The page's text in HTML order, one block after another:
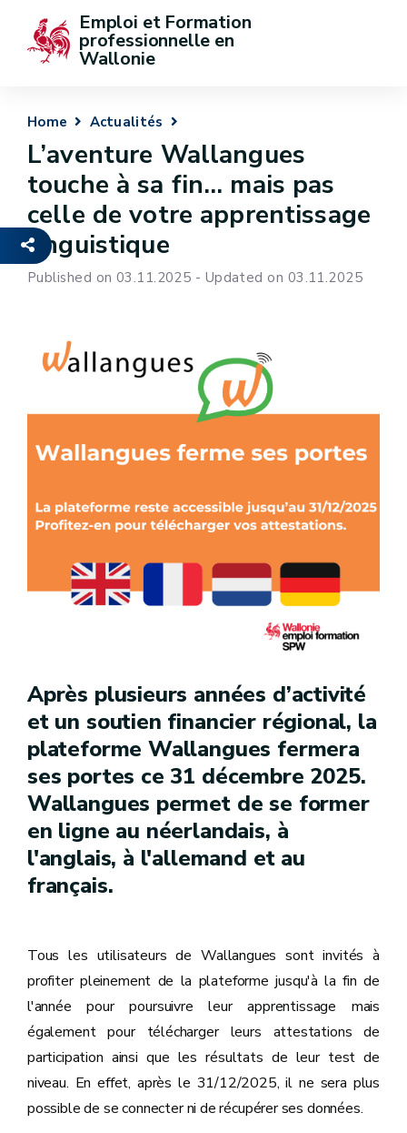
Emploi et Formation
professionnelle en
Wallonie
Home Actualités
L’aventure Wallangues
touche à sa fin… mais pas
celle de votre apprentissage
linguistique
Published on 03.11.2025 - Updated on 03.11.2025
Après plusieurs années d’activité
et un soutien financier régional, la
plateforme Wallangues fermera
ses portes ce 31 décembre 2025.
Wallangues permet de se former
en ligne au néerlandais, à
l'anglais, à l'allemand et au
français.
Tous les utilisateurs de Wallangues sont invités à
profiter pleinement de la plateforme jusqu'à la fin de
l'année pour poursuivre leur apprentissage mais
également pour télécharger leurs attestations de
participation ainsi que les résultats de leur test de
niveau. En effet, après le 31/12/2025, il ne sera plus
possible de se connecter ni de récupérer ses données.